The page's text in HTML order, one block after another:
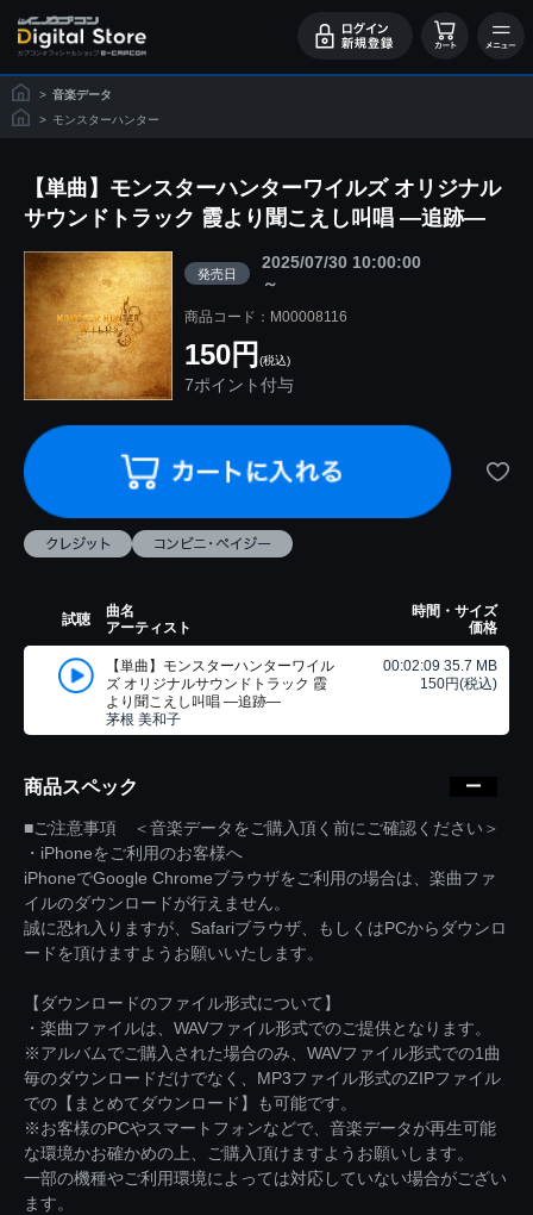
> 音楽データ
> モンスターハンター
【単曲】モンスターハンターワイルズ オリジナル
サウンドトラック 霞より聞こえし叫唱 ―追跡―
発売日
2025/07/30 10:00:00
～
商品コード：M00008116
150円 (税込)
7ポイント付与
試聴
曲名
アーティスト
時間・サイズ
価格
【単曲】モンスターハンターワイル
ズ オリジナルサウンドトラック 霞
より聞こえし叫唱 ―追跡―
茅根 美和子
00:02:09 35.7 MB
150円(税込)
商品スペック
■ご注意事項 ＜音楽データをご購入頂く前にご確認ください＞
・iPhoneをご利用のお客様へ
iPhoneでGoogle Chromeブラウザをご利用の場合は、楽曲ファ
イルのダウンロードが行えません。
誠に恐れ入りますが、Safariブラウザ、もしくはPCからダウンロ
ードを頂けますようお願いいたします。
【ダウンロードのファイル形式について】
・楽曲ファイルは、WAVファイル形式でのご提供となります。
※アルバムでご購入された場合のみ、WAVファイル形式での1曲
毎のダウンロードだけでなく、MP3ファイル形式のZIPファイル
での【まとめてダウンロード】も可能です。
※お客様のPCやスマートフォンなどで、音楽データが再生可能
な環境かお確かめの上、ご購入頂けますようお願いします。
一部の機種やご利用環境によっては対応していない場合がござい
ます。